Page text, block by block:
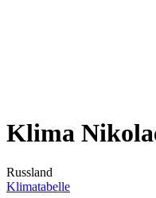
Klima
Russland
Klimatabelle